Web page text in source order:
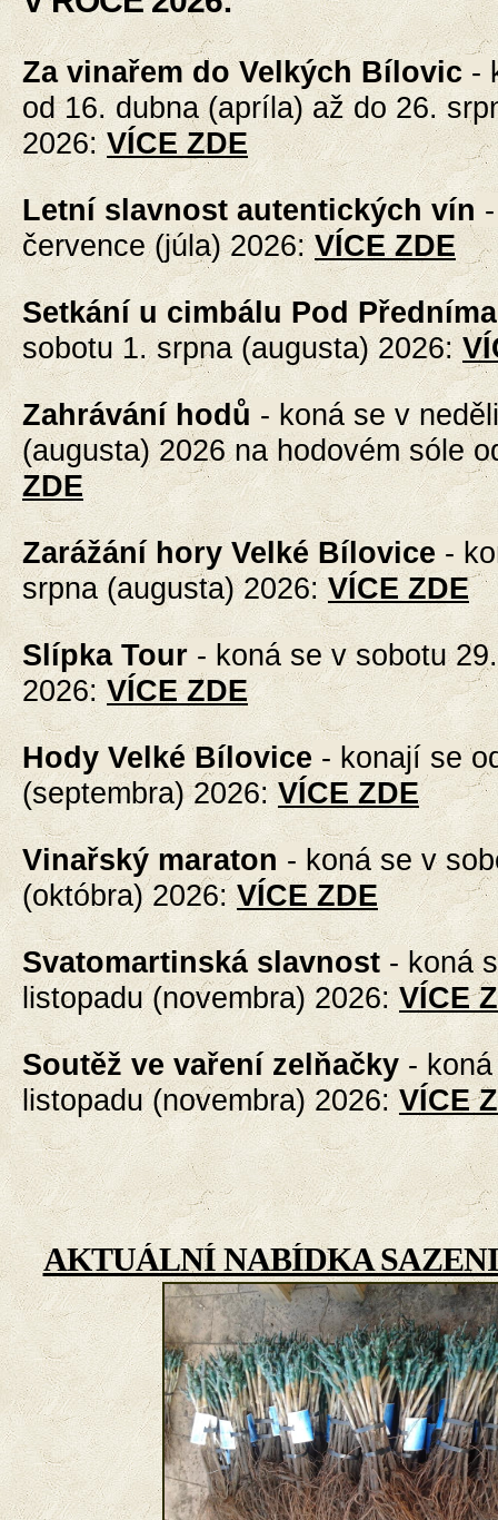
Za vinařem do Velkých Bílovic -
od 16. dubna (apríla) až do 26.
2026:VÍCE ZDE
Letní slavnost autentických vín
července (júla)2026:VÍCE ZDE
Setkání u cimbálu Pod Předníma
sobotu 1. srpna (augusta) 2026:
Zahrávání hodů - koná se v
(augusta) 2026 na hodovém sóle
ZDE
Zarážání hory Velké Bílovice -
srpna (augusta) 2026:VÍCE ZDE
Slípka Tour - koná sev sobotu
2026:VÍCE ZDE
Hody Velké Bílovice - konají se
(septembra) 2026:VÍCE ZDE
Vinařský maraton - koná se v
(októbra) 2026:VÍCE ZDE
Svatomartinská slavnost- koná
listopadu (novembra) 2026:VÍCE
Soutěž ve vaření zelňačky-
listopadu (novembra) 2026:VÍCE
AKTUÁLNÍ NABÍDKA